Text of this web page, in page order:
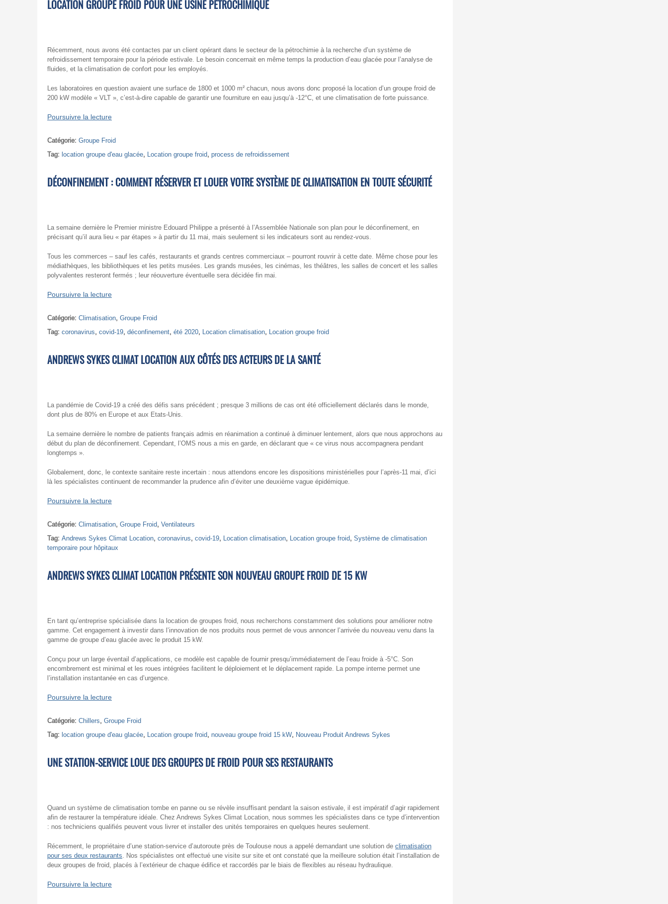
LOCATION GROUPE FROID POUR UNE USINE PÉTROCHIMIQUE
Récemment, nous avons été contactes par un client opérant dans le secteur de la pétrochimie à la recherche d’un système de
refroidissement temporaire pour la période estivale. Le besoin concernait en même temps la production d’eau glacée pour l’analyse de
fluides, et la climatisation de confort pour les employés.
Les laboratoires en question avaient une surface de 1800 et 1000 m² chacun, nous avons donc proposé la location d’un groupe froid de
200 kW modèle « VLT », c’est-à-dire capable de garantir une fourniture en eau jusqu’à -12°C, et une climatisation de forte puissance.
Poursuivre la lecture
Catégorie: Groupe Froid
Tag: location groupe d'eau glacée, Location groupe froid, process de refroidissement
DÉCONFINEMENT : COMMENT RÉSERVER ET LOUER VOTRE SYSTÈME DE CLIMATISATION EN TOUTE SÉCURITÉ
La semaine dernière le Premier ministre Edouard Philippe a présenté à l’Assemblée Nationale son plan pour le déconfinement, en
précisant qu’il aura lieu « par étapes » à partir du 11 mai, mais seulement si les indicateurs sont au rendez-vous.
Tous les commerces – sauf les cafés, restaurants et grands centres commerciaux – pourront rouvrir à cette date. Même chose pour les
médiathèques, les bibliothèques et les petits musées. Les grands musées, les cinémas, les théâtres, les salles de concert et les salles
polyvalentes resteront fermés ; leur réouverture éventuelle sera décidée fin mai.
Poursuivre la lecture
Catégorie: Climatisation, Groupe Froid
Tag: coronavirus, covid-19, déconfinement, été 2020, Location climatisation, Location groupe froid
ANDREWS SYKES CLIMAT LOCATION AUX CÔTÉS DES ACTEURS DE LA SANTÉ
La pandémie de Covid-19 a créé des défis sans précédent ; presque 3 millions de cas ont été officiellement déclarés dans le monde,
dont plus de 80% en Europe et aux Etats-Unis.
La semaine dernière le nombre de patients français admis en réanimation a continué à diminuer lentement, alors que nous approchons au
début du plan de déconfinement. Cependant, l’OMS nous a mis en garde, en déclarant que « ce virus nous accompagnera pendant
longtemps ».
Globalement, donc, le contexte sanitaire reste incertain : nous attendons encore les dispositions ministérielles pour l’après-11 mai, d’ici
là les spécialistes continuent de recommander la prudence afin d’éviter une deuxième vague épidémique.
Poursuivre la lecture
Catégorie: Climatisation, Groupe Froid, Ventilateurs
Tag: Andrews Sykes Climat Location, coronavirus, covid-19, Location climatisation, Location groupe froid, Système de climatisation
temporaire pour hôpitaux
ANDREWS SYKES CLIMAT LOCATION PRÉSENTE SON NOUVEAU GROUPE FROID DE 15 KW
En tant qu’entreprise spécialisée dans la location de groupes froid, nous recherchons constamment des solutions pour améliorer notre
gamme. Cet engagement à investir dans l’innovation de nos produits nous permet de vous annoncer l’arrivée du nouveau venu dans la
gamme de groupe d’eau glacée avec le produit 15 kW.
Conçu pour un large éventail d’applications, ce modèle est capable de fournir presqu’immédiatement de l’eau froide à -5°C. Son
encombrement est minimal et les roues intégrées facilitent le déploiement et le déplacement rapide. La pompe interne permet une
l’installation instantanée en cas d’urgence.
Poursuivre la lecture
Catégorie: Chillers, Groupe Froid
Tag: location groupe d'eau glacée, Location groupe froid, nouveau groupe froid 15 kW, Nouveau Produit Andrews Sykes
UNE STATION-SERVICE LOUE DES GROUPES DE FROID POUR SES RESTAURANTS
Quand un système de climatisation tombe en panne ou se révèle insuffisant pendant la saison estivale, il est impératif d’agir rapidement
afin de restaurer la température idéale. Chez Andrews Sykes Climat Location, nous sommes les spécialistes dans ce type d’intervention
: nos techniciens qualifiés peuvent vous livrer et installer des unités temporaires en quelques heures seulement.
Récemment, le propriétaire d’une station-service d’autoroute près de Toulouse nous a appelé demandant une solution de climatisation
pour ses deux restaurants . Nos spécialistes ont effectué une visite sur site et ont constaté que la meilleure solution était l’installation de
deux groupes de froid, placés à l’extérieur de chaque édifice et raccordés par le biais de flexibles au réseau hydraulique.
Poursuivre la lecture